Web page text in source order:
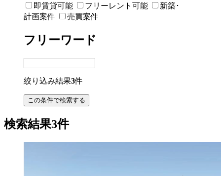
即賃貸可能
フリーレント可能
新築･
計画案件
売買案件
フリーワード
絞り込み結果3件
検索結果3件